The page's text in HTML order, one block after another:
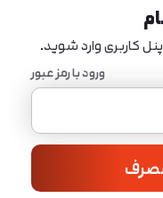
کاربری وارد شوید.
ورود با رمز عبور